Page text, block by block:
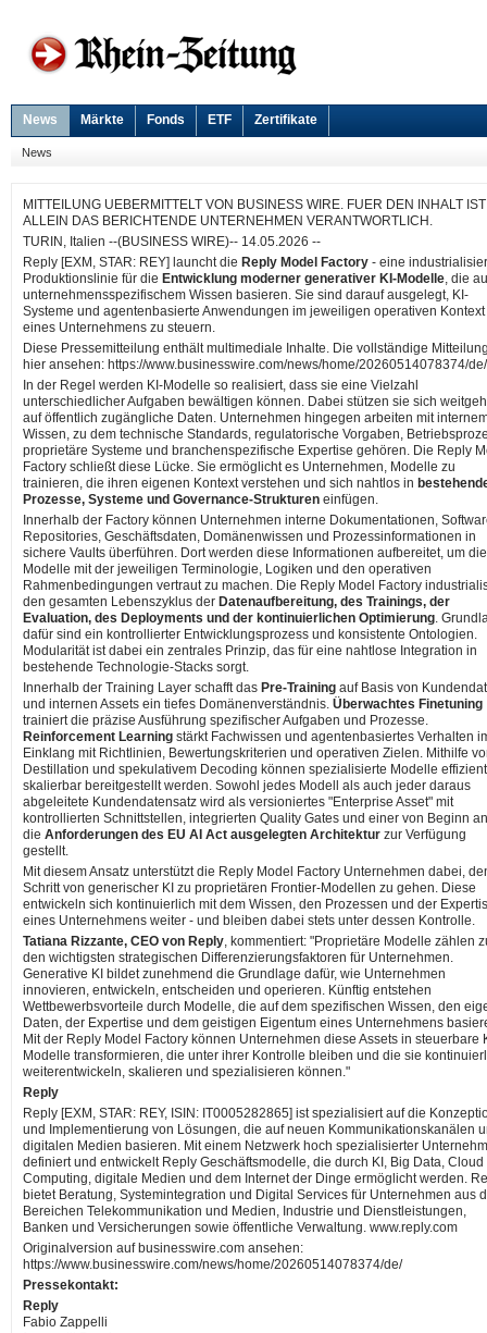
News Märkte Fonds ETF Zertifikate
News
MITTEILUNG UEBERMITTELT VON BUSINESS WIRE. FUER DEN INHALT IST
ALLEIN DAS BERICHTENDE UNTERNEHMEN VERANTWORTLICH.
TURIN, Italien --(BUSINESS WIRE)-- 14.05.2026 --
Reply [EXM, STAR: REY] launcht die Reply Model Factory - eine
Produktionslinie für die Entwicklung moderner generativer KI-Modelle, die
unternehmensspezifischem Wissen basieren. Sie sind darauf ausgelegt, KI-
Systeme und agentenbasierte Anwendungen im jeweiligen operativen Kontext
eines Unternehmens zu steuern.
Diese Pressemitteilung enthält multimediale Inhalte. Die vollständige
hier ansehen: https://www.businesswire.com/news/home/20260514078374/de/
In der Regel werden KI-Modelle so realisiert, dass sie eine Vielzahl
unterschiedlicher Aufgaben bewältigen können. Dabei stützen sie sich
auf öffentlich zugängliche Daten. Unternehmen hingegen arbeiten mit
Wissen, zu dem technische Standards, regulatorische Vorgaben,
proprietäre Systeme und branchenspezifische Expertise gehören. Die Reply
Factory schließt diese Lücke. Sie ermöglicht es Unternehmen, Modelle zu
trainieren, die ihren eigenen Kontext verstehen und sich nahtlos in
Prozesse, Systeme und Governance-Strukturen einfügen.
Innerhalb der Factory können Unternehmen interne Dokumentationen,
Repositories, Geschäftsdaten, Domänenwissen und Prozessinformationen in
sichere Vaults überführen. Dort werden diese Informationen aufbereitet, um die
Modelle mit der jeweiligen Terminologie, Logiken und den operativen
Rahmenbedingungen vertraut zu machen. Die Reply Model Factory
den gesamten Lebenszyklus der Datenaufbereitung, des Trainings, der
Evaluation, des Deployments und der kontinuierlichen Optimierung.
dafür sind ein kontrollierter Entwicklungsprozess und konsistente Ontologien.
Modularität ist dabei ein zentrales Prinzip, das für eine nahtlose Integration in
bestehende Technologie-Stacks sorgt.
Innerhalb der Training Layer schafft das Pre-Training auf Basis von
und internen Assets ein tiefes Domänenverständnis. Überwachtes Finetuning
trainiert die präzise Ausführung spezifischer Aufgaben und Prozesse.
Reinforcement Learning stärkt Fachwissen und agentenbasiertes Verhalten
Einklang mit Richtlinien, Bewertungskriterien und operativen Zielen. Mithilfe
Destillation und spekulativem Decoding können spezialisierte Modelle
skalierbar bereitgestellt werden. Sowohl jedes Modell als auch jeder daraus
abgeleitete Kundendatensatz wird als versioniertes "Enterprise Asset" mit
kontrollierten Schnittstellen, integrierten Quality Gates und einer von Beginn
die Anforderungen des EU AI Act ausgelegten Architektur zur Verfügung
gestellt.
Mit diesem Ansatz unterstützt die Reply Model Factory Unternehmen dabei,
Schritt von generischer KI zu proprietären Frontier-Modellen zu gehen. Diese
entwickeln sich kontinuierlich mit dem Wissen, den Prozessen und der
eines Unternehmens weiter - und bleiben dabei stets unter dessen Kontrolle.
Tatiana Rizzante, CEO von Reply, kommentiert: "Proprietäre Modelle zählen
den wichtigsten strategischen Differenzierungsfaktoren für Unternehmen.
Generative KI bildet zunehmend die Grundlage dafür, wie Unternehmen
innovieren, entwickeln, entscheiden und operieren. Künftig entstehen
Wettbewerbsvorteile durch Modelle, die auf dem spezifischen Wissen, den
Daten, der Expertise und dem geistigen Eigentum eines Unternehmens
Mit der Reply Model Factory können Unternehmen diese Assets in steuerbare
Modelle transformieren, die unter ihrer Kontrolle bleiben und die sie
weiterentwickeln, skalieren und spezialisieren können."
Reply
Reply [EXM, STAR: REY, ISIN: IT0005282865] ist spezialisiert auf die
und Implementierung von Lösungen, die auf neuen Kommunikationskanälen
digitalen Medien basieren. Mit einem Netzwerk hoch spezialisierter
definiert und entwickelt Reply Geschäftsmodelle, die durch KI, Big Data, Cloud
Computing, digitale Medien und dem Internet der Dinge ermöglicht werden.
bietet Beratung, Systemintegration und Digital Services für Unternehmen aus
Bereichen Telekommunikation und Medien, Industrie und Dienstleistungen,
Banken und Versicherungen sowie öffentliche Verwaltung. www.reply.com
Originalversion auf businesswire.com ansehen:
https://www.businesswire.com/news/home/20260514078374/de/
Pressekontakt:
Reply
Fabio Zappelli